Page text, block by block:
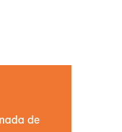
de